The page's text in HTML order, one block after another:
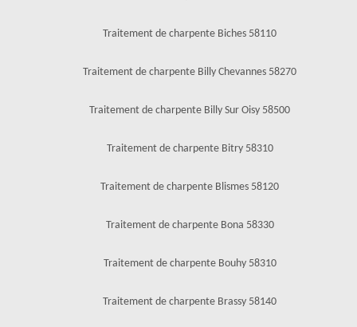
Traitement de charpente Biches 58110
Traitement de charpente Billy Chevannes 58270
Traitement de charpente Billy Sur Oisy 58500
Traitement de charpente Bitry 58310
Traitement de charpente Blismes 58120
Traitement de charpente Bona 58330
Traitement de charpente Bouhy 58310
Traitement de charpente Brassy 58140